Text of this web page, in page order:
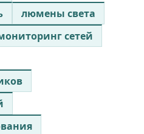
люмены света
сетей